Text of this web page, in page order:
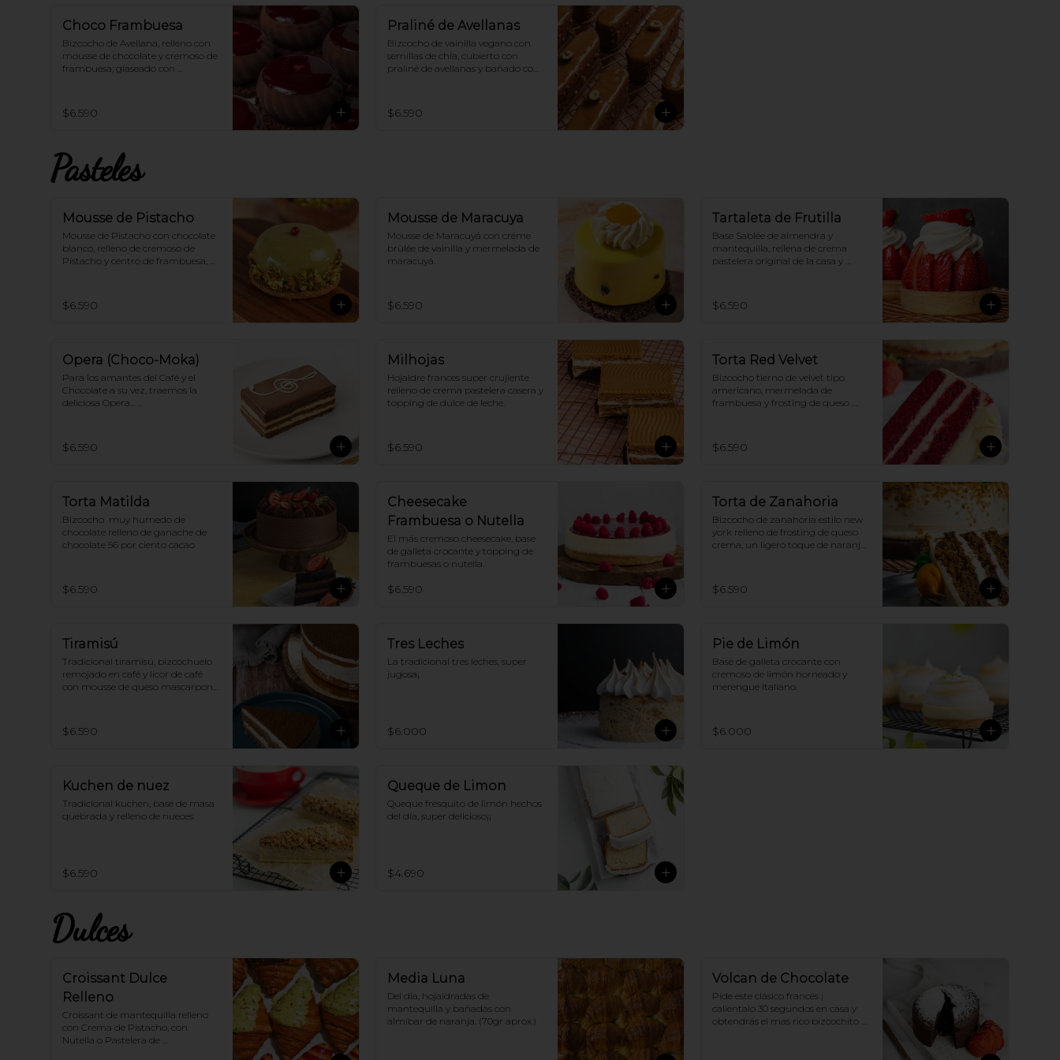
experiencia!
Choco Frambuesa
Bizcocho de Avellana, relleno con
mousse de chocolate y cremoso de
frambuesa; glaseado con
$6.590
Praliné de Avellanas
Bizcocho de vainilla vegano con
semillas de chía, cubierto con
praliné de avellanas y bañado con
$6.590
Pasteles
Mousse de Pistacho
Mousse de Pistacho con chocolate
blanco, relleno de cremoso de
Pistacho y centro de frambuesa,
$6.590
Mousse de Maracuya
Mousse de Maracuyá con créme
brûlée de vainilla y mermelada de
maracuyá.
$6.590
Tartaleta de Frutilla
Base Sablée de almendra y
mantequilla, rellena de crema
pastelera original de la casa y
$6.590
Opera (Choco-Moka)
Para los amantes del Café y el
Chocolate a su vez, traemos la
deliciosa Opera...
chocolate!
$6.590
Milhojas
Hojaldre frances super crujiente
relleno de crema pastelera casera y
topping de dulce de leche.
$6.590
Torta Red Velvet
Bizcocho tierno de velvet tipo
americano, mermelada de
frambuesa y frosting de queso
$6.590
Torta Matilda
Bizcocho  muy humedo de
chocolate relleno de ganache de
chocolate 56 por ciento cacao
$6.590
Cheesecake
Frambuesa o Nutella
El más cremoso cheesecake, base
de galleta crocante y topping de
frambuesas o nutella.
$6.590
Torta de Zanahoria
Bizcocho de zanahoria estilo new
york relleno de frosting de queso
crema, un ligero toque de naranja
$6.590
Tiramisú
Tradicional tiramisú, bizcochuelo
remojado en café y licor de café
con mousse de queso mascarpone
$6.590
Tres Leches
La tradicional tres leches, super
jugosa¡
$6.000
Pie de Limón
Base de galleta crocante con
cremoso de limón horneado y
merengue italiano.
$6.000
Kuchen de nuez
Tradicional kuchen, base de masa
quebrada y relleno de nueces.
$6.590
Queque de Limon
Queque fresquito de limón hechos
del día, super delicioso¡¡
$4.690
Dulces
Croissant Dulce
Relleno
Croissant de mantequilla relleno
con Crema de Pistacho, con
Nutella o Pastelera de
Media Luna
Del día, hojaldradas de
mantequilla y bañadas con
almíbar de naranja. (70gr aprox.)
Volcan de Chocolate
Pide este clásico francés ¡
calientalo 30 segundos en casa y
obtendrás el mas rico bizcochito